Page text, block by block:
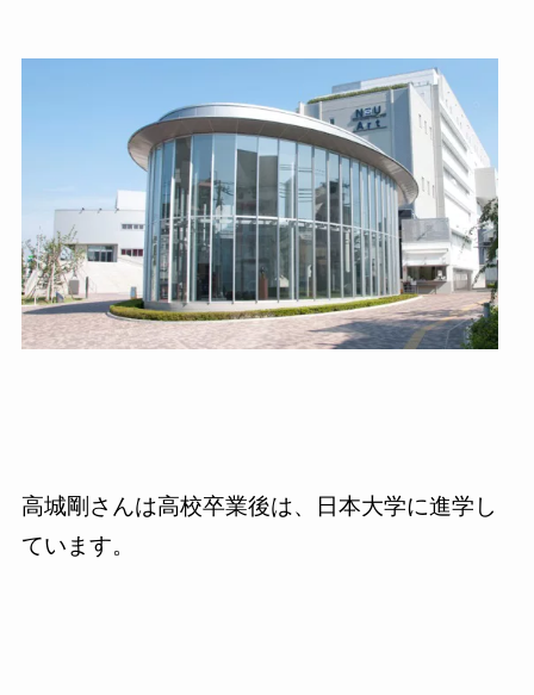
高城剛さんは高校卒業後は、日本大学に進学し
ています。